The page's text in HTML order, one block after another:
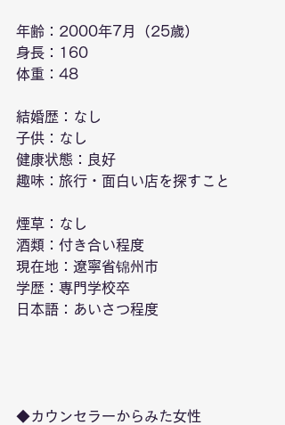
年齢：2000年7月（25歳）
身長：160
体重：48
結婚歴：なし
子供：なし
健康状態：良好
趣味：旅行・面白い店を探すこと
煙草：なし
酒類：付き合い程度
現在地：遼寧省锦州市
学歴：専門学校卒
日本語：あいさつ程度
◆カウンセラーからみた女性